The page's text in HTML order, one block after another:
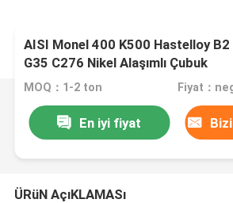
AISI Monel 400 K500 Hastelloy B2
G35 C276 Nikel Alaşımlı Çubuk
MOQ：1-2 ton Fiyat：
En iyi fiyat
ÜRüN AçıKLAMASı